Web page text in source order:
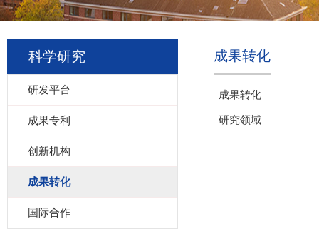
科学研究
研发平台
成果专利
创新机构
成果转化
国际合作
成果转化
成果转化
研究领域